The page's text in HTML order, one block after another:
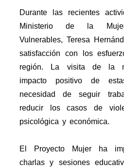
Durante las recientes
Ministerio de la
Vulnerables, Teresa
satisfacción con los
región. La visita de la
impacto positivo de
necesidad de seguir
reducir los casos de
psicológica y económica.
El Proyecto Mujer ha
charlas y sesiones